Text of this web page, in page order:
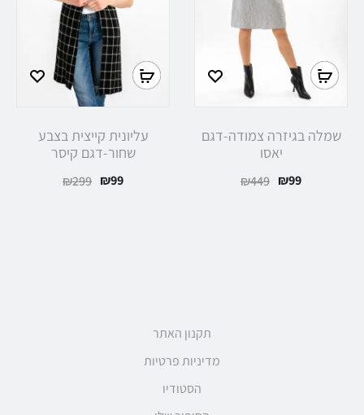
שמלה בגיזרה צמודה-דגם
יאסו
₪449 ₪99
עליונית קייצית בצבע
שחור-דגם קיסר
₪299 ₪99
תקנון האתר
מדיניות פרטיות
הסטודיו